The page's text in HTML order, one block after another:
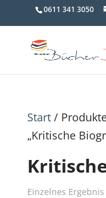
0611 341 3050
Start/
„Kritische
Einzelnes